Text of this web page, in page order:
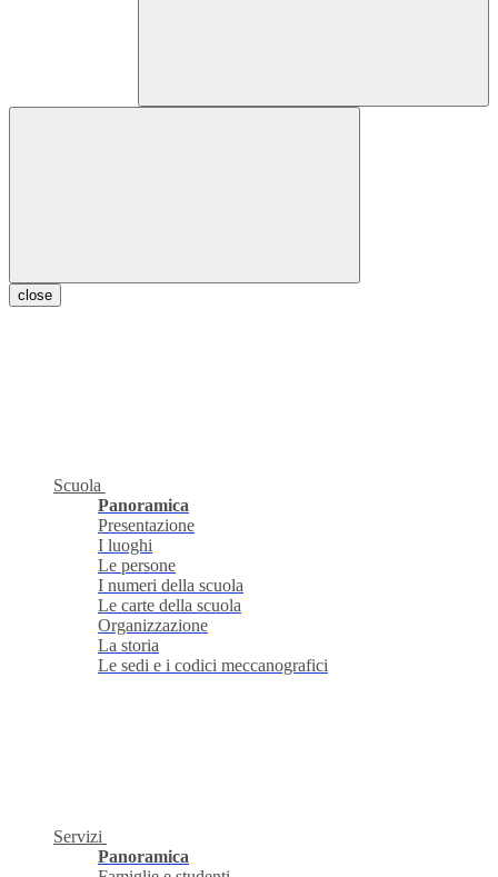
close
Scuola
Panoramica
Presentazione
I luoghi
Le persone
I numeri della scuola
Le carte della scuola
Organizzazione
La storia
Le sedi e i codici meccanografici
Servizi
Panoramica